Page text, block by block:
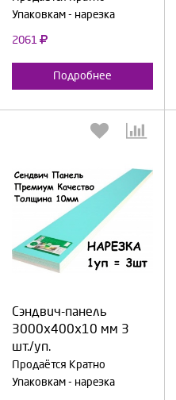
Упаковкам - нарезка
2061
Подробнее
Сэндвич-панель
3000х400х10 мм 3
шт./уп.
Продаётся Кратно
Упаковкам - нарезка
Выберите количество:
Продолжить
Отмена